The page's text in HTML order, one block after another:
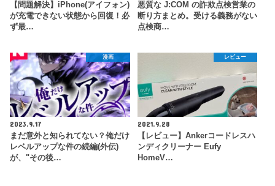
【問題解決】iPhone(アイフォン)
が充電できない状態から回復！必
ず最…
悪質な J:COM の詐欺点検営業の
断り方まとめ。受ける義務がない
点検商…
漫画
2023.9.17
まだ意外と知られてない？俺だけ
レベルアップな件の続編(外伝)
が、"その後…
レビュー
2021.9.28
【レビュー】Ankerコードレスハ
ンディクリーナー Eufy
HomeV…